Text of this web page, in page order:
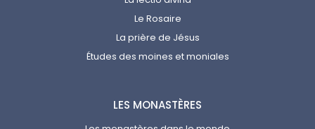
LES MONASTÈRES
Le Rosaire
La prière de Jésus
Études des moines et moniales